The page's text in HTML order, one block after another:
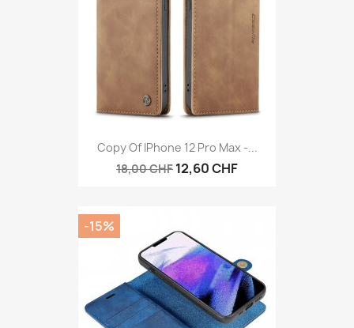
Copy Of IPhone 12 Pro Max -...
18,00 CHF 12,60 CHF
-15%